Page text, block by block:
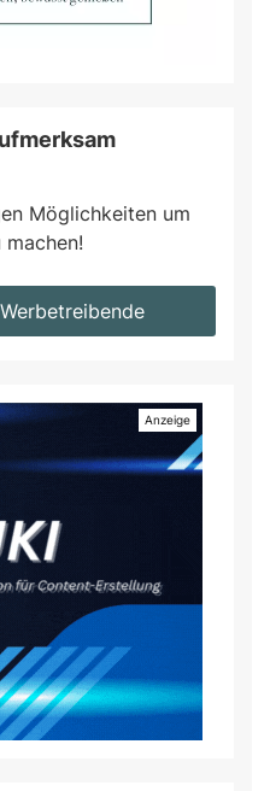
Möglichkeiten um